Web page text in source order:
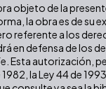
objeto de la
la obra es de su
referente a los
en defensa de los
Esta autorización,
la Ley 44 de